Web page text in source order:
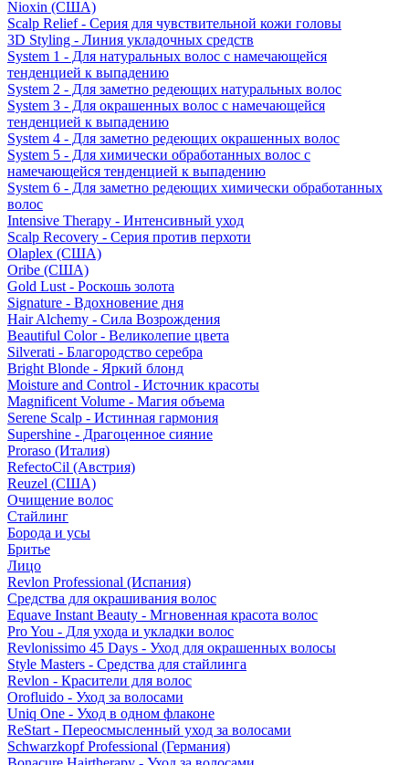
Nioxin (США)
Scalp Relief - Серия для чувствительной кожи головы
3D Styling - Линия укладочных средств
System 1 - Для натуральных волос с намечающейся
тенденцией к выпадению
System 2 - Для заметно редеющих натуральных волос
System 3 - Для окрашенных волос с намечающейся
тенденцией к выпадению
System 4 - Для заметно редеющих окрашенных волос
System 5 - Для химически обработанных волос с
намечающейся тенденцией к выпадению
System 6 - Для заметно редеющих химически обработанных
волос
Intensive Therapy - Интенсивный уход
Scalp Recovery - Серия против перхоти
Olaplex (США)
Oribe (США)
Gold Lust - Роскошь золота
Signature - Вдохновение дня
Hair Alchemy - Сила Возрождения
Beautiful Color - Великолепие цвета
Silverati - Благородство серебра
Bright Blonde - Яркий блонд
Moisture and Control - Источник красоты
Magnificent Volume - Магия объема
Serene Scalp - Истинная гармония
Supershine - Драгоценное сияние
Proraso (Италия)
RefectoCil (Австрия)
Reuzel (США)
Очищение волос
Стайлинг
Борода и усы
Бритье
Лицо
Revlon Professional (Испания)
Средства для окрашивания волос
Equave Instant Beauty - Мгновенная красота волос
Pro You - Для ухода и укладки волос
Revlonissimo 45 Days - Уход для окрашенных волосы
Style Masters - Средства для стайлинга
Revlon - Красители для волос
Orofluido - Уход за волосами
Uniq One - Уход в одном флаконе
ReStart - Переосмысленный уход за волосами
Schwarzkopf Professional (Германия)